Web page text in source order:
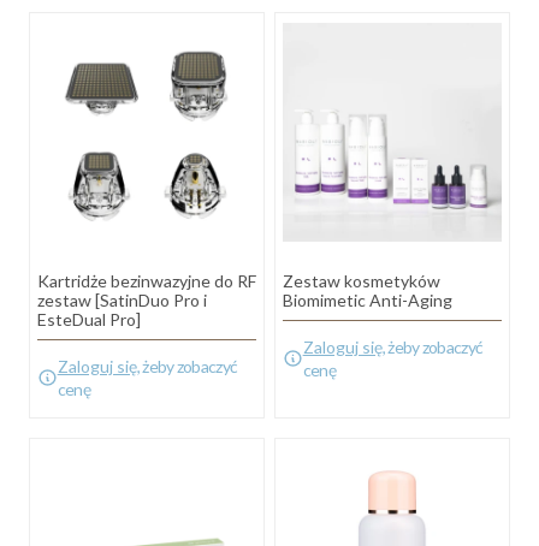
Kartridże bezinwazyjne do RF
zestaw [SatinDuo Pro i
EsteDual Pro]
Zaloguj się, żeby zobaczyć
cenę
Zestaw kosmetyków
Biomimetic Anti-Aging
Zaloguj się, żeby zobaczyć
cenę